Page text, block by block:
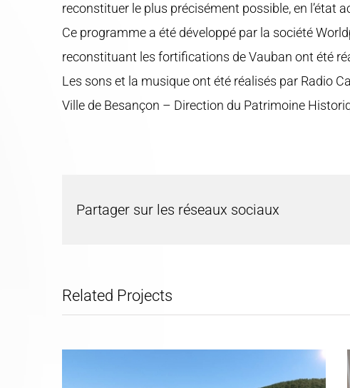
reconstituer le plus précisément possible, en l’état
Ce programme a été développé par la société
reconstituant les fortifications de Vauban ont été
Les sons et la musique ont été réalisés par Radio
Ville de Besançon – Direction du Patrimoine
Partager sur les réseaux sociaux
Related Projects